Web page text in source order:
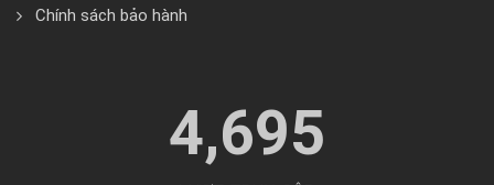
Chính sách bảo hành
4,695